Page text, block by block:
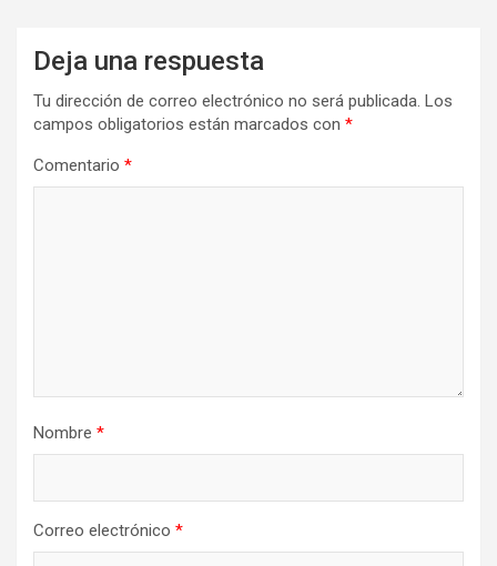
Deja una respuesta
Tu dirección de correo electrónico no será publicada. Los
campos obligatorios están marcados con *
Comentario *
Nombre *
Correo electrónico *